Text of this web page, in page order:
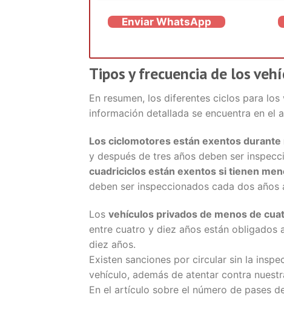
Enviar WhatsApp
Tipos y frecuencia de los
En resumen, los diferentes ciclos para los
información detallada se encuentra en el
Los ciclomotores están exentos
y después de tres años deben ser
cuadriciclos están exentos si tienen
deben ser inspeccionados cada dos
Los vehículos privados de menos de
entre cuatro y diez años están obligados
diez años.
Existen sanciones por circular sin la
vehículo, además de atentar contra
En el artículo sobre el número de pases